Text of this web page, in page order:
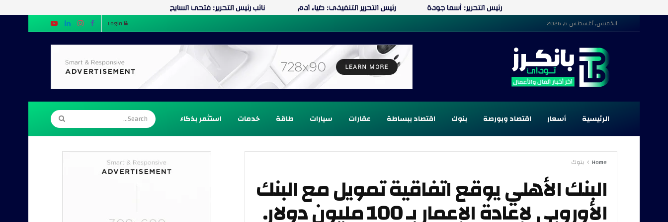
الخميس, أغسطس 6, 2026
الرئيسية أسعار اقتصاد وبورصة بنوك اقتصاد ببساطة عقارات سيارات طاقة خدمات استثمر بذكاء
Home بنوك
البنك الأهلي يوقع اتفاقية تمويل مع البنك
الأوروبي لإعادة الإعمار بـ 100 مليون دولار.